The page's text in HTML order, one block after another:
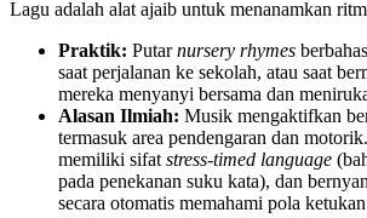
Lagu adalah alat ajaib untuk menanamkan
Praktik: Putarnursery rhymes
saat perjalanan ke sekolah, atau saat
mereka menyanyi bersama dan
Alasan Ilmiah: Musik mengaktifkan
termasuk area pendengaran dan
memiliki sifat stress-timed language
pada penekanan suku kata), dan
secara otomatis memahami pola